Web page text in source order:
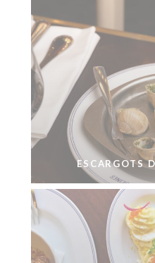
ESCARGOTS